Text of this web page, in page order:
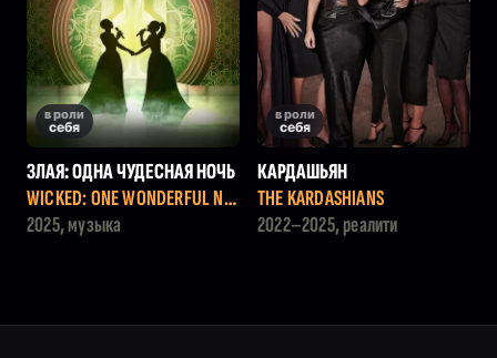
в роли
себя
ЗЛАЯ: ОДНА ЧУДЕСНАЯ НОЧЬ
WICKED: ONE WONDERFUL NIG
HT
2025, музыка
в роли
себя
КАРДАШЬЯН
THE KARDASHIANS
2022–2025, реалити